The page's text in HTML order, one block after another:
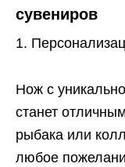
сувениров
Нож с
станет
рыбака или
любое